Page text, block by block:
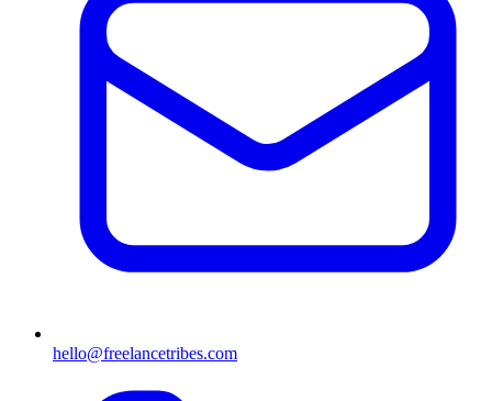
hello@freelancetribes.com